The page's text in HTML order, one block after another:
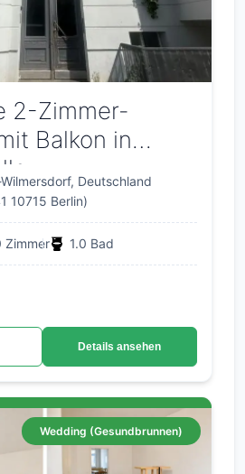
2-Zimmer-
Balkon in
& attraktives
Deutschland
10715 Berlin)
Zimmer 1.0 Bad
Details ansehen
Wedding (Gesundbrunnen)